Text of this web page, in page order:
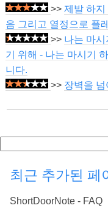
>> 제발 하지
음 그리고 열정으로 플
>> 나는 마
기 위해 - 나는 마시기
니다.
>> 장벽을
최근 추가된 페
ShortDoorNote - FAQ